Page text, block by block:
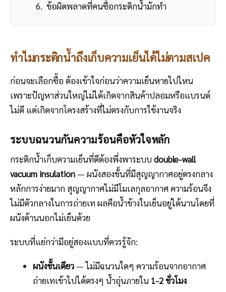
ข้อผิดพลาดที่คนซื้อกระติกน้ำมักทำ
ทำไมกระติกน้ำถึงเก็บความเย็นได้ไม่ตามสเปค
ก่อนจะเลือกซื้อ ต้องเข้าใจก่อนว่าความเย็นหายไปไหน
เพราะปัญหาส่วนใหญ่ไม่ได้เกิดจากสินค้าปลอมหรือแบรนด์
ไม่ดี แต่เกิดจากโครงสร้างที่ไม่ตรงกับการใช้งานจริง
ระบบฉนวนกันความร้อนคือหัวใจหลัก
กระติกน้ำเก็บความเย็นที่ดีต้องพึ่งพาระบบdouble-wall
vacuum insulation — ผนังสองชั้นที่มีสุญญากาศอยู่ตรงกลาง
หลักการง่ายมาก สุญญากาศไม่มีโมเลกุลอากาศ ความร้อนจึง
ไม่มีตัวกลางในการถ่ายเท ผลคือน้ำข้างในเย็นอยู่ได้นานโดยที่
ผนังด้านนอกไม่เย็นด้วย
ระบบที่แย่กว่ามีอยู่สองแบบที่ควรรู้จัก:
ผนังชั้นเดียว— ไม่มีฉนวนใดๆ ความร้อนจากอากาศ
ถ่ายเทเข้าไปได้ตรงๆ น้ำอุ่นภายใน 1-2 ชั่วโมง